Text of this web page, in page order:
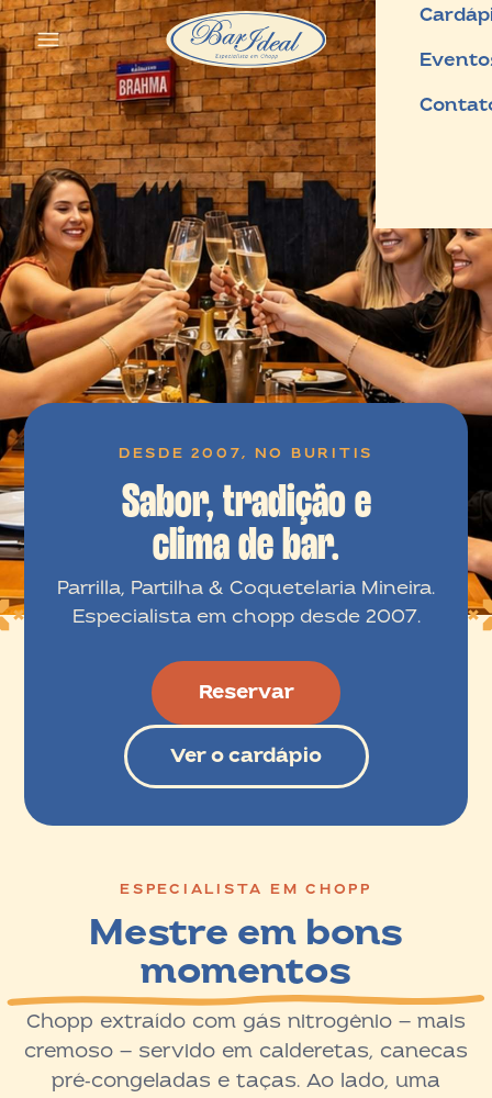
DESDE 2007, NO BURITIS
Sabor, tradição e
clima de bar.
Parrilla, Partilha & Coquetelaria Mineira.
Especialista em chopp desde 2007.
Reservar
Ver o cardápio
ESPECIALISTA EM CHOPP
Mestre em bons
momentos
Chopp extraído com gás nitrogênio — mais
cremoso — servido em calderetas, canecas
pré‑congeladas e taças. Ao lado, uma